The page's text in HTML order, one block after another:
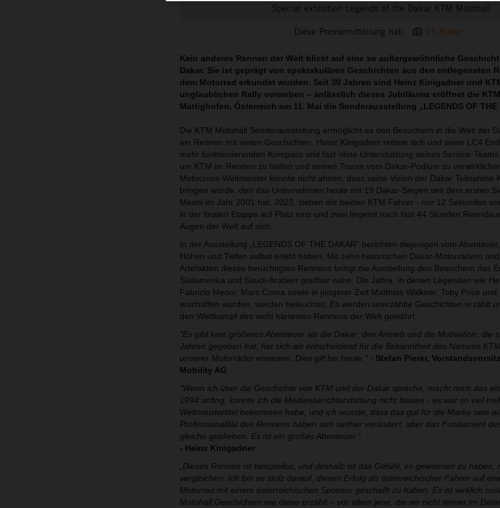
Special exhibition Legends of the Dakar KTM Motohall
Diese Pressemitteilung hat: 15 Bilder
Kein anderes Rennen der Welt blickt auf eine so außergewöhnliche
Dakar. Sie ist geprägt von spektakulären Geschichten aus den entlegensten
dem Motorrad erkundet wurden. Seit 30 Jahren sind Heinz Kinigadner und
unglaublichen Rally verwoben – anlässlich dieses Jubiläums eröffnet die
Mattighofen, Österreich am 11. Mai die Sonderausstellung „LEGENDS OF THE
Die KTM Motohall Sonderausstellung ermöglicht es den Besuchern in die Welt der
ein Rennen mit vielen Geschichten. Heinz Kinigadner rettete sich und seine LC4
mehr funktionierenden Kompass und fast ohne Unterstützung seines Service-
um KTM im Rennen zu halten und seinen Traum vom Dakar-Podium zu
Motocross-Weltmeister konnte nicht ahnen, dass seine Vision der Dakar Teilnahme
bringen würde, den das Unternehmen heute mit 19 Dakar-Siegen seit dem ersten
Meoni im Jahr 2001 hat. 2023, ziehen die beiden KTM Fahrer - nur 12 Sekunden
in der finalen Etappe auf Platz eins und zwei liegend nach fast 44 Stunden
Augen der Welt auf sich.
In der Ausstellung „LEGENDS OF THE DAKAR" berichten diejenigen vom
Höhen und Tiefen selbst erlebt haben. Mit zehn historischen Dakar-Motorrädern
Artefakten dieses berüchtigten Rennens bringt die Ausstellung den Besuchern das
Südamerika und Saudi-Arabien greifbar nahe. Die Jahre, in denen Legenden wie
Fabrizio Meoni, Marc Coma sowie in jüngerer Zeit Matthias Walkner, Toby Price und
erschaffen wurden, werden beleuchtet. Es werden unerzählte Geschichten erzählt
den Wettkampf des wohl härtesten Rennens der Welt gewährt.
"Es gibt kein größeres Abenteuer als die Dakar; den Antrieb und die Motivation, die
Jahren gegeben hat, hat sich als entscheidend für die Bekanntheit des Namens
unserer Motorräder erwiesen. Dies gilt bis heute." - Stefan Pierer,
Mobility AG
"Wenn ich über die Geschichte von KTM und der Dakar spreche, macht mich das
1994 anfing, konnte ich die Medienberichterstattung nicht fassen - es war so viel
Weltmeistertitel bekommen habe, und ich wusste, dass das gut für die Marke sein
Professionalität des Rennens haben sich seither verändert, aber das Fundament
gleiche geblieben. Es ist ein großes Abenteuer."
- Heinz Kinigadner
„Dieses Rennen ist beispiellos, und deshalb ist das Gefühl, es gewonnen zu haben,
vergleichen. Ich bin so stolz darauf, diesen Erfolg als österreichischer Fahrer auf
Motorrad mit einem österreichischen Sponsor geschafft zu haben. Es ist wirklich
Motohall Geschichten wie diese erzählt – vor allem jene, die wir nicht immer im